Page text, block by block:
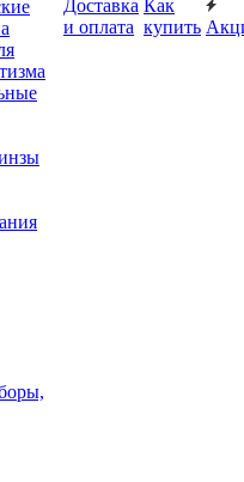
Доставка
и оплата
Как
купить